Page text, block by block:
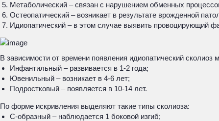
Метаболический – связан с нарушением обменных
Остеопатический – возникает в результате врожденной
Идиопатический – в этом случае выявить провоцирующий
В зависимости от времени появления идиопатический
Инфантильный – развивается в 1-2 года;
Ювенильный – возникает в 4-6 лет;
Подростковый – появляется в 10-14 лет.
По форме искривления выделяют такие типы сколиоза:
С-образный – наблюдается 1 боковой изгиб;